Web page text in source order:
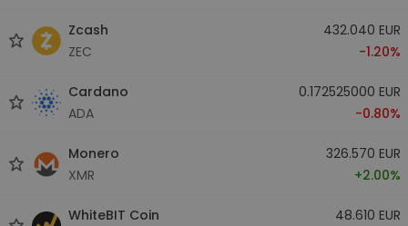
Zcash
ZEC
432.040 EUR
-1.20%
Cardano
ADA
0.172525000 EUR
-0.80%
Monero
XMR
326.570 EUR
+2.00%
WhiteBIT Coin
48.610 EUR